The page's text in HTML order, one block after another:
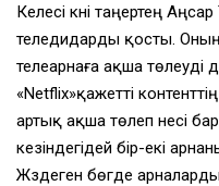
Келесі күні таңертең
теледидарды қосты.
телеарнаға ақша төлеуді
«Netflix»қажетті
артық ақша төлеп несі
кезіндегідей бір-екі
Жүздеген бөгде